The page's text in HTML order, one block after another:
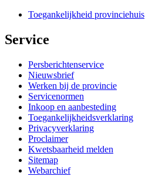
Toegankelijkheid provinciehuis
Service
Persberichtenservice
Nieuwsbrief
Werken bij de provincie
Servicenormen
Inkoop en aanbesteding
Toegankelijkheidsverklaring
Privacyverklaring
Proclaimer
Kwetsbaarheid melden
Sitemap
Webarchief